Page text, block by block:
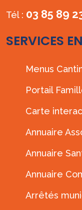
Tél : 03 85 89
SERVICES
Menus
Portail
Carte
Annuaire
Annuaire
Annuaire
Arrêtés